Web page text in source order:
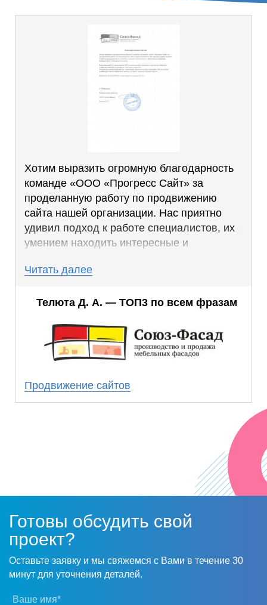
Хотим выразить огромную благодарность
команде «ООО «Прогресс Сайт» за
проделанную работу по продвижению
сайта нашей организации. Нас приятно
удивил подход к работе специалистов, их
умением находить интересные и
отличные результаты.
Благодаря работе, проделанной SEO-
стабильно высоких позиций по ключевым
запросам.
Результаты совместной работы превзошли
число клиентов из поиска, которое с
каждым месяцем растет.
Читать далее
Телюта Д. А. — ТОП3 по всем фразам
Продвижение сайтов
Готовы обсудить свой
проект?
Оставьте заявку и мы свяжемся с Вами в течение 30
минут для уточнения деталей.
Ваше имя*